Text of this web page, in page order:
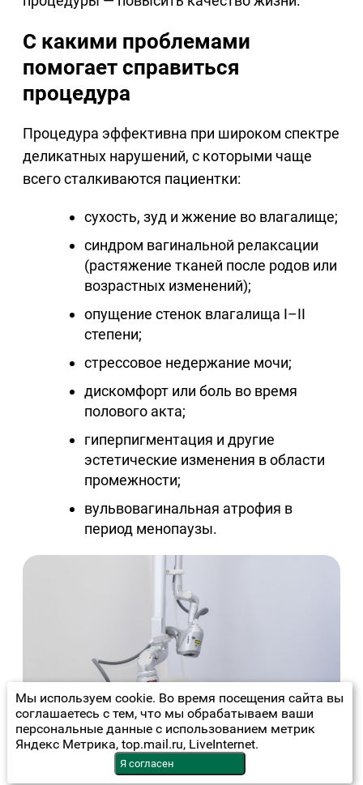
С какими проблемами
помогает справиться
процедура
Процедура эффективна при широком спектре
деликатных нарушений, с которыми чаще
всего сталкиваются пациентки:
сухость, зуд и жжение во влагалище;
синдром вагинальной релаксации
(растяжение тканей после родов или
возрастных изменений);
опущение стенок влагалища I–II
степени;
стрессовое недержание мочи;
дискомфорт или боль во время
полового акта;
гиперпигментация и другие
эстетические изменения в области
промежности;
вульвовагинальная атрофия в
период менопаузы.
Мы используем cookie. Во время посещения сайта вы
соглашаетесь с тем, что мы обрабатываем ваши
персональные данные с использованием метрик
Яндекс Метрика, top.mail.ru, LiveInternet.
Я согласен